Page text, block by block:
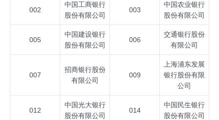
002
中国工商银行
股份有限公司
003
中国农业银行
股份有限公司
005
中国建设银行
股份有限公司
006
交通银行股份
有限公司
007
招商银行股份
有限公司
009
上海浦东发展
银行股份有限
公司
012
中国光大银行
股份有限公司
014
中国民生银行
股份有限公司